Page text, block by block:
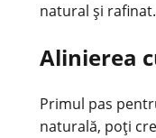
natural și rafinat.
Alinierea
Primul pas
naturală, poți